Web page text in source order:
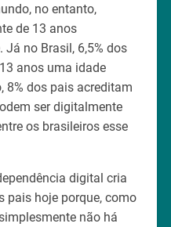
no entanto,
de 13 anos
no Brasil, 6,5% dos
anos uma idade
8% dos pais acreditam
ser digitalmente
os brasileiros esse
digital cria
pais hoje porque, como
não há